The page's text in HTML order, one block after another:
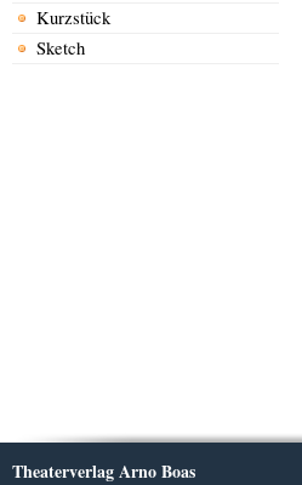
Kurzstück
Sketch
Theaterverlag Arno Boas